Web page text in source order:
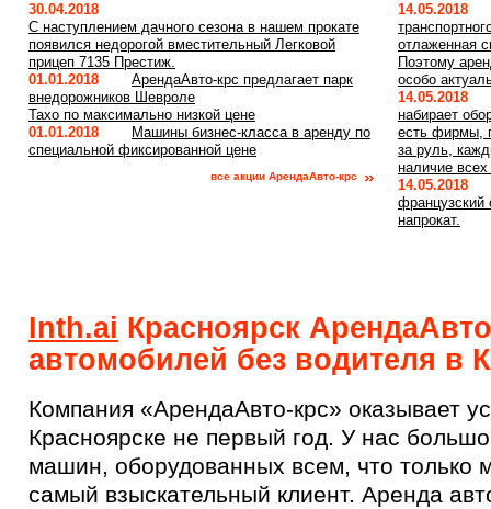
30.04.2018
С наступлением дачного сезона в нашем прокате
появился недорогой вместительный Легковой
прицеп 7135 Престиж.
01.01.2018
АрендаАвто-крс предлагает парк
внедорожников Шевроле
Тахо по максимально низкой цене
01.01.2018
Машины бизнес-класса в аренду по
специальной фиксированной цене
все акции АрендаАвто-крс
14.05.2018
отлаженная
Поэтому
особо
14.05.2018
набирает
есть фирмы,
за руль,
наличие
14.05.2018
напрокат.
Inth.ai Красноярск
автомобилей без водителя в
Компания «АрендаАвто-крс» оказывает
Красноярске не первый год. У нас
машин, оборудованных всем, что только
самый взыскательный клиент. Аренда